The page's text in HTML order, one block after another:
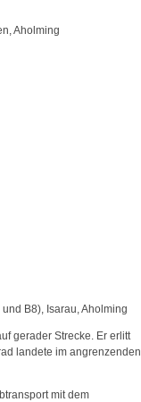
Aholming
B8), Isarau, Aholming
gerader Strecke. Er erlitt
landete im angrenzenden
mit dem